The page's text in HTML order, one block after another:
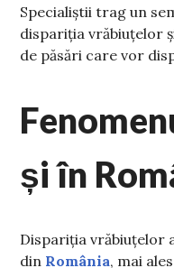
Specialiștii trag un
dispariția vrăbiuțelor
de păsări care vor
și în
Dispariția vrăbiuțelor
din România, mai